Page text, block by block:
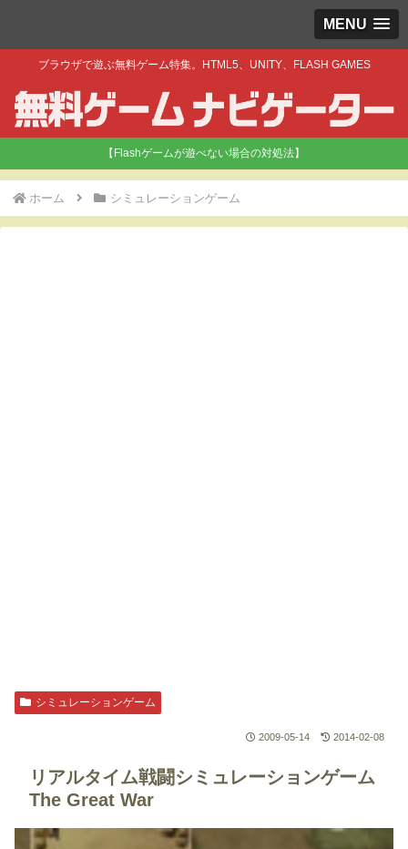
MENU
ブラウザで遊ぶ無料ゲーム特集。HTML5、UNITY、FLASH GAMES
【Flashゲームが遊べない場合の対処法】
ホーム シミュレーションゲーム
シミュレーションゲーム
2009-05-14 2014-02-08
リアルタイム戦闘シミュレーションゲーム
The Great War